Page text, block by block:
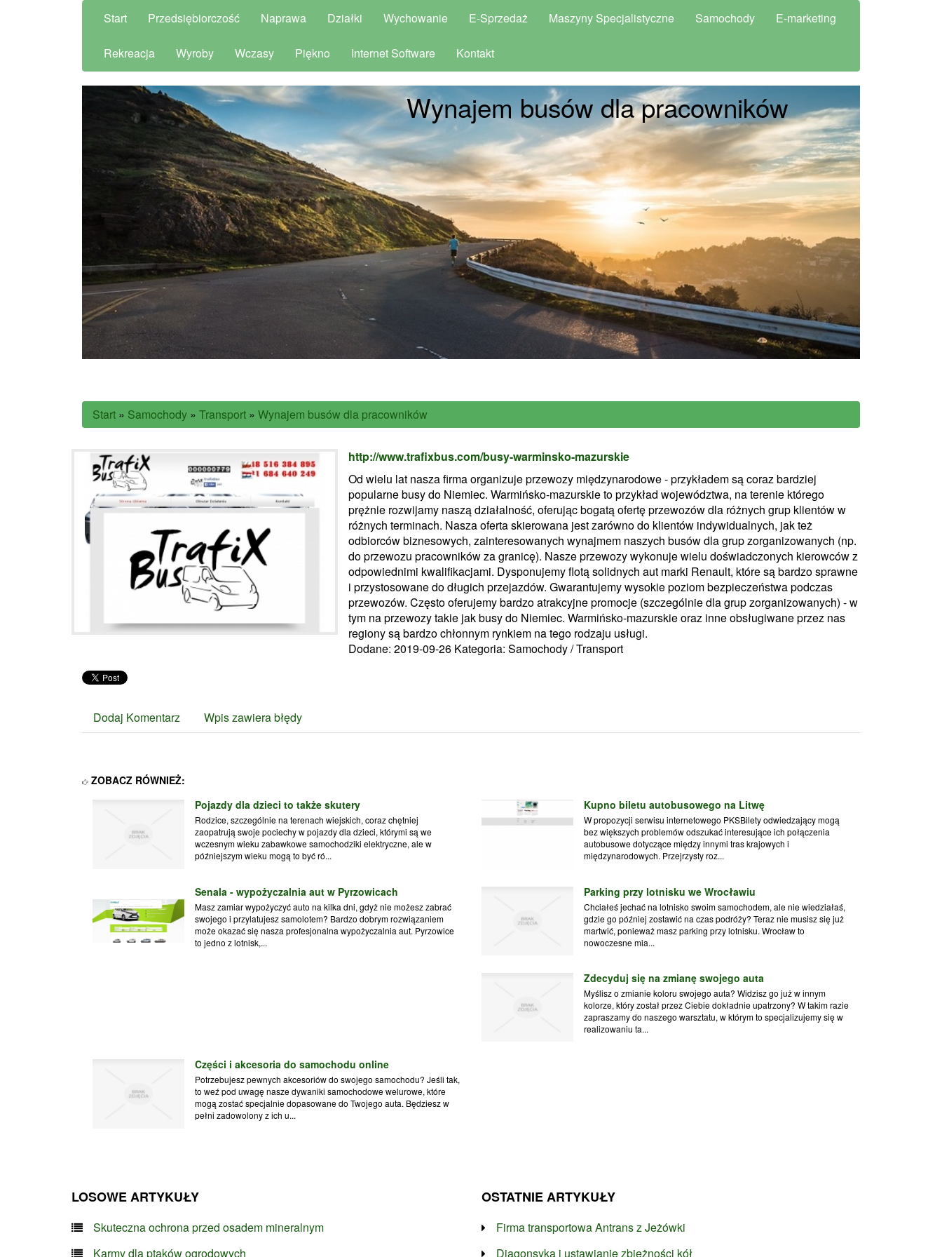
Start Przedsiębiorczość Naprawa Działki Wychowanie E-Sprzedaż Maszyny Specjalistyczne Samochody E-marketing
Rekreacja Wyroby Wczasy Piękno Internet Software Kontakt
Wynajem busów dla pracowników
Start » Samochody » Transport » Wynajem busów dla pracowników
http://www.trafixbus.com/busy-warminsko-mazurskie
Od wielu lat nasza firma organizuje przewozy międzynarodowe - przykładem są coraz bardziej
popularne busy do Niemiec. Warmińsko-mazurskie to przykład województwa, na terenie którego
prężnie rozwijamy naszą działalność, oferując bogatą ofertę przewozów dla różnych grup klientów w
różnych terminach. Nasza oferta skierowana jest zarówno do klientów indywidualnych, jak też
odbiorców biznesowych, zainteresowanych wynajmem naszych busów dla grup zorganizowanych (np.
do przewozu pracowników za granicę). Nasze przewozy wykonuje wielu doświadczonych kierowców z
odpowiednimi kwalifikacjami. Dysponujemy flotą solidnych aut marki Renault, które są bardzo sprawne
i przystosowane do długich przejazdów. Gwarantujemy wysokie poziom bezpieczeństwa podczas
przewozów. Często oferujemy bardzo atrakcyjne promocje (szczególnie dla grup zorganizowanych) - w
tym na przewozy takie jak busy do Niemiec. Warmińsko-mazurskie oraz inne obsługiwane przez nas
regiony są bardzo chłonnym rynkiem na tego rodzaju usługi.
Dodane: 2019-09-26 Kategoria: Samochody / Transport
Dodaj Komentarz Wpis zawiera błędy
ZOBACZ RÓWNIEŻ:
Pojazdy dla dzieci to także skutery
Rodzice, szczególnie na terenach wiejskich, coraz chętniej
zaopatrują swoje pociechy w pojazdy dla dzieci, którymi są we
wczesnym wieku zabawkowe samochodziki elektryczne, ale w
późniejszym wieku mogą to być ró...
Kupno biletu autobusowego na Litwę
W propozycji serwisu internetowego PKSBilety odwiedzający mogą
bez większych problemów odszukać interesujące ich połączenia
autobusowe dotyczące między innymi tras krajowych i
międzynarodowych. Przejrzysty roz...
Senala - wypożyczalnia aut w Pyrzowicach
Masz zamiar wypożyczyć auto na kilka dni, gdyż nie możesz zabrać
swojego i przylatujesz samolotem? Bardzo dobrym rozwiązaniem
może okazać się nasza profesjonalna wypożyczalnia aut. Pyrzowice
to jedno z lotnisk,...
Parking przy lotnisku we Wrocławiu
Chciałeś jechać na lotnisko swoim samochodem, ale nie wiedziałaś,
gdzie go później zostawić na czas podróży? Teraz nie musisz się już
martwić, ponieważ masz parking przy lotnisku. Wrocław to
nowoczesne mia...
Zdecyduj się na zmianę swojego auta
Myślisz o zmianie koloru swojego auta? Widzisz go już w innym
kolorze, który został przez Ciebie dokładnie upatrzony? W takim razie
zapraszamy do naszego warsztatu, w którym to specjalizujemy się w
realizowaniu ta...
Części i akcesoria do samochodu online
Potrzebujesz pewnych akcesoriów do swojego samochodu? Jeśli tak,
to weź pod uwagę nasze dywaniki samochodowe welurowe, które
mogą zostać specjalnie dopasowane do Twojego auta. Będziesz w
pełni zadowolony z ich u...
LOSOWE ARTYKUŁY
Skuteczna ochrona przed osadem mineralnym
Karmy dla ptaków ogrodowych
OSTATNIE ARTYKUŁY
Firma transportowa Antrans z Jeżówki
Diagonsyka i ustawianie zbieżności kół